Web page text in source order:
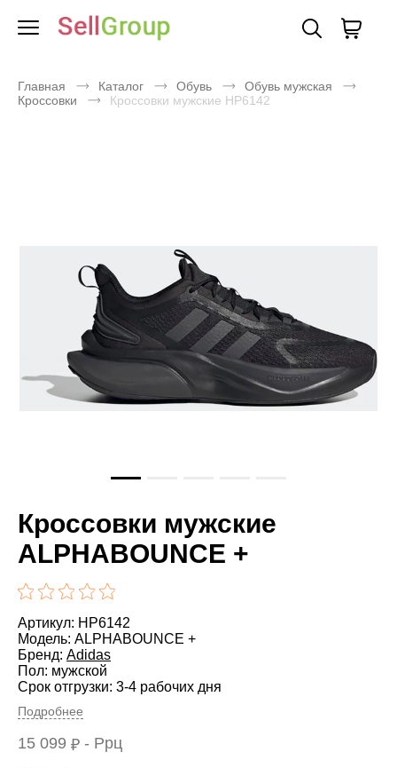
Главная Каталог Обувь
Обувь мужская
Кроссовки
Кроссовки мужские HP6142
Кроссовки мужские
ALPHABOUNCE +
Артикул: HP6142
Модель: ALPHABOUNCE +
Бренд: Adidas
Пол: мужской
Срок отгрузки: 3-4 рабочих дня
Подробнее
15 099 ₽ - Ррц